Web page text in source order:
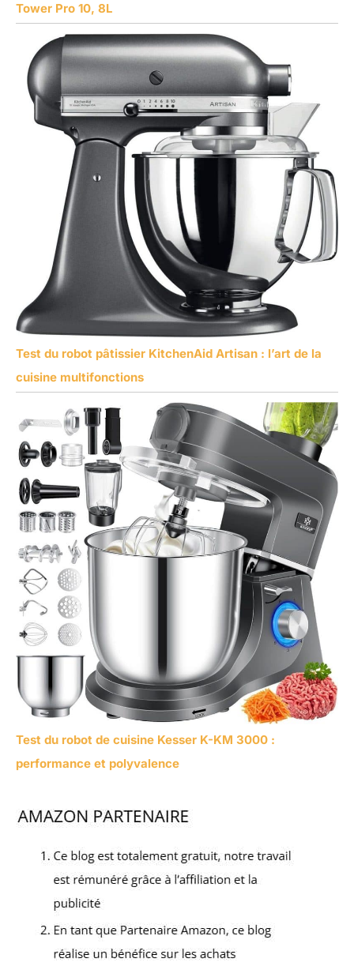
Tower Pro 10, 8L
Test du robot pâtissier KitchenAid Artisan : l’art de la
cuisine multifonctions
Test du robot de cuisine Kesser K-KM 3000 :
performance et polyvalence